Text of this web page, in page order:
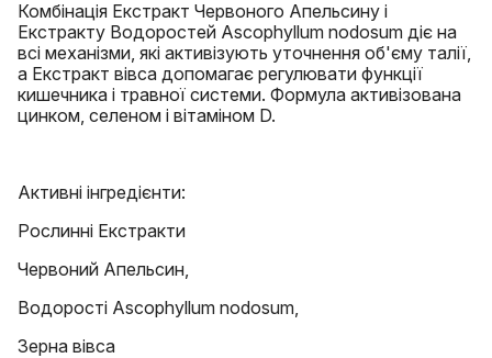
Комбінація Екстракт Червоного Апельсину і
Екстракту Водоростей Ascophyllum nodosum діє на
всі механізми, які активізують уточнення об'єму талії,
а Екстракт вівса допомагає регулювати функції
кишечника і травної системи. Формула активізована
цинком, селеном і вітаміном D.
Активні інгредієнти:
Рослинні Екстракти
Червоний Апельсин,
Водорості Ascophyllum nodosum,
Зерна вівса